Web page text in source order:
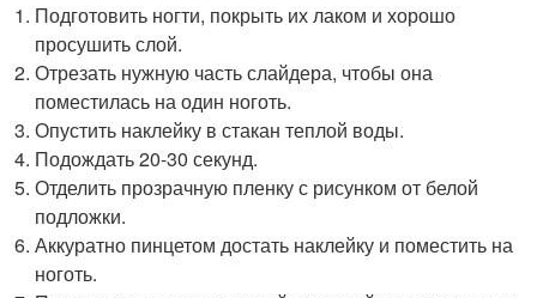
Подготовить ногти, покрыть их лаком и хорошо
просушить слой.
Отрезать нужную часть слайдера, чтобы она
поместилась на один ноготь.
Опустить наклейку в стакан теплой воды.
Подождать 20-30 секунд.
Отделить прозрачную пленку с рисунком от белой
подложки.
Аккуратно пинцетом достать наклейку и поместить на
ноготь.